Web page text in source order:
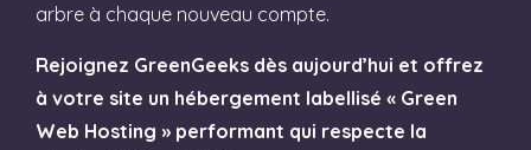
arbre à chaque nouveau compte.
Rejoignez GreenGeeks dès aujourd’hui et offrez
à votre site un hébergement labellisé « Green
Web Hosting » performant qui respecte la